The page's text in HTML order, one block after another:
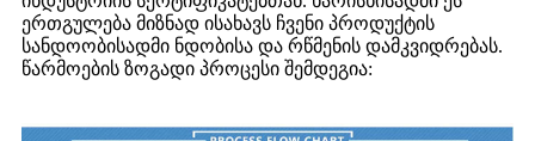
ერთგულება მიზნად ისახავს ჩვენი პროდუქტის
სანდოობისადმი ნდობისა და რწმენის დამკვიდრებას.
წარმოების ზოგადი პროცესი შემდეგია: